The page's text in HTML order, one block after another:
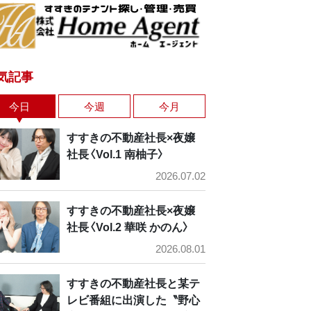
記事
今日 今週 今月
すすきの不動産社長×夜嬢
社長〈Vol.1 南柚子〉
2026.07.02
すすきの不動産社長×夜嬢
社長〈Vol.2 華咲 かのん〉
2026.08.01
すすきの不動産社長と某テ
レビ番組に出演した〝野心